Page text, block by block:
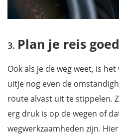
Plan je reis goed
Ook als je de weg weet, is
uitje nog even de
route alvast uit te stippelen.
erg druk is op de wegen of
wegwerkzaamheden zijn.